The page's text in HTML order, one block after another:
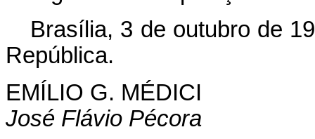
Brasília, 3 de outubro de
República.
EMÍLIO G. MÉDICI
José Flávio Pécora